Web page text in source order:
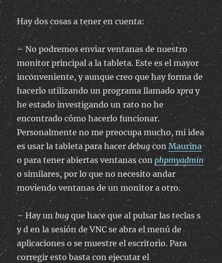
Hay dos cosas a tener en cuenta:
– No podremos enviar ventanas de nuestro
monitor principal a la tableta. Este es el mayor
inconveniente, y aunque creo que hay forma de
hacerlo utilizando un programa llamadoxpray
he estado investigando un rato no he
encontrado cómo hacerlo funcionar.
Personalmente no me preocupa mucho, mi idea
es usar la tableta para hacerdebugconMaurina
o para tener abiertas ventanas conphpmyadmin
o similares, por lo que no necesito andar
moviendo ventanas de un monitor a otro.
– Hay unbug que hace que al pulsar las teclas s
y d en la sesión de VNC se abra el menú de
aplicaciones o se muestre el escritorio. Para
corregir esto basta con ejecutar el